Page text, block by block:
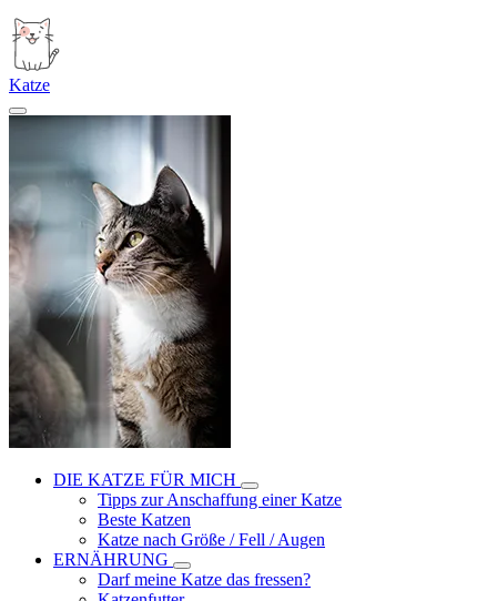
Katze
DIE KATZE FÜR MICH
Tipps zur Anschaffung einer Katze
Beste Katzen
Katze nach Größe / Fell / Augen
ERNÄHRUNG
Darf meine Katze das fressen?